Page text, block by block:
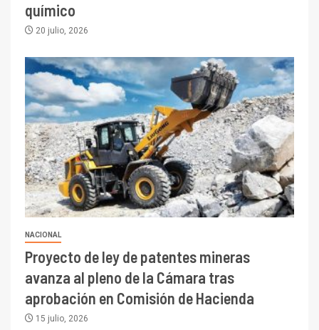
químico
20 julio, 2026
NACIONAL
Proyecto de ley de patentes mineras
avanza al pleno de la Cámara tras
aprobación en Comisión de Hacienda
15 julio, 2026
3 I+D
PIB minero impacta el
crecimiento regional: Banco
Central reporta resultados
dispares en el primer
trimestre
4 I+D
Informe bimensual de
alcanza máximos por escasez
de concentrados
I+D
Estudio revela cómo el precio